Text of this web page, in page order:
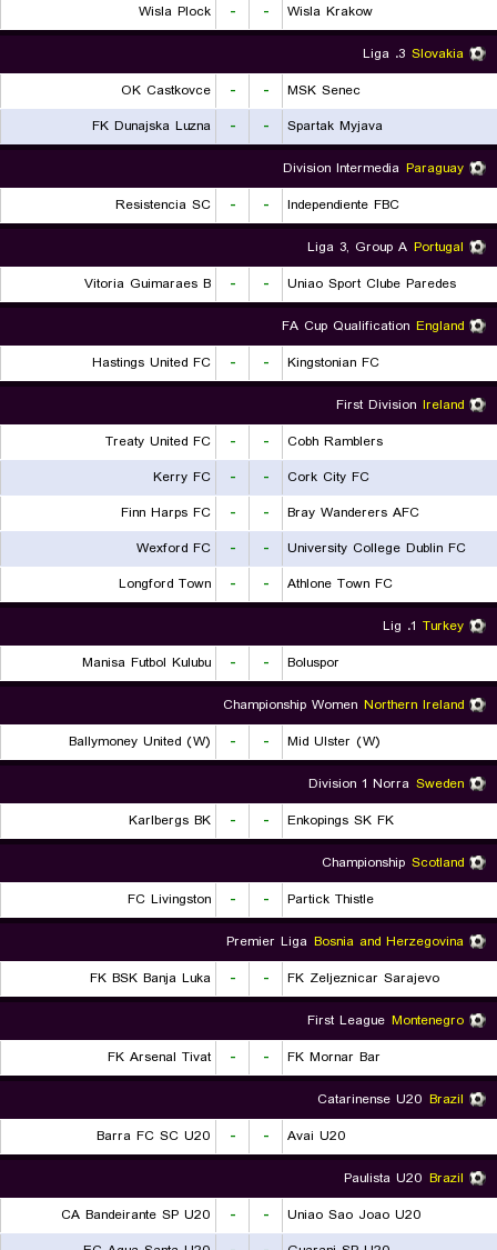
Wisla Krakow
-
-
Wisla Plock
Slovakia
3. Liga
MSK Senec
-
-
OK Castkovce
Spartak Myjava
-
-
FK Dunajska Luzna
Paraguay
Division Intermedia
Independiente FBC
-
-
Resistencia SC
Portugal
Liga 3, Group A
Uniao Sport Clube Paredes
-
-
Vitoria Guimaraes B
England
FA Cup Qualification
Kingstonian FC
-
-
Hastings United FC
Ireland
First Division
Cobh Ramblers
-
-
Treaty United FC
Cork City FC
-
-
Kerry FC
Bray Wanderers AFC
-
-
Finn Harps FC
University College Dublin FC
-
-
Wexford FC
Athlone Town FC
-
-
Longford Town
Turkey
1. Lig
Boluspor
-
-
Manisa Futbol Kulubu
Northern Ireland
Championship Women
Mid Ulster (W)
-
-
Ballymoney United (W)
Sweden
Division 1 Norra
Enkopings SK FK
-
-
Karlbergs BK
Scotland
Championship
Partick Thistle
-
-
FC Livingston
Bosnia and Herzegovina
Premier Liga
FK Zeljeznicar Sarajevo
-
-
FK BSK Banja Luka
Montenegro
First League
FK Mornar Bar
-
-
FK Arsenal Tivat
Brazil
Catarinense U20
Avai U20
-
-
Barra FC SC U20
Brazil
Paulista U20
Uniao Sao Joao U20
-
-
CA Bandeirante SP U20